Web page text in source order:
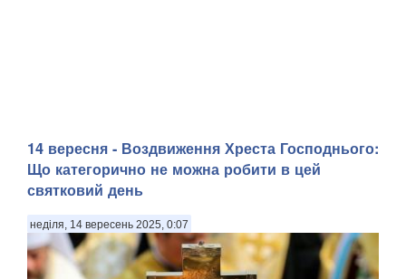
14 вересня - Воздвиження Хреста Господнього:
Що категорично не можна робити в цей
святковий день
неділя, 14 вересень 2025, 0:07